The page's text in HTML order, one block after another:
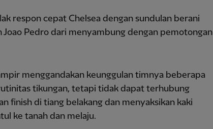
respon cepat Chelsea dengan sundulan berani
Joao Pedro dari menyambung dengan pemotongan
menggandakan keunggulan timnya beberapa
tikungan, tetapi tidak dapat terhubung
finish di tiang belakang dan menyaksikan kaki
ke tanah dan melaju.